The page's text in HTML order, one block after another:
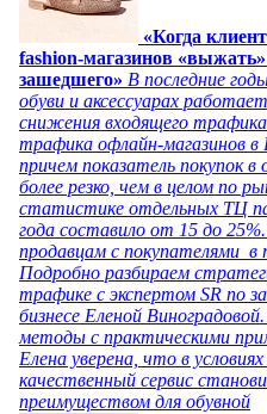
«Когда
fashion-магазинов
зашедшего» В последние
обуви и аксессуарах
снижения входящего
трафика офлайн-магазинов в
причем показатель покупок
более резко, чем в целом по
статистике отдельных ТЦ
года составило от 15 до
продавцам с покупателями в
Подробно разбираем
трафике с экспертом SR по
бизнесе Еленой
методы с практическими
Елена уверена, что в
качественный сервис
преимуществом для обувной